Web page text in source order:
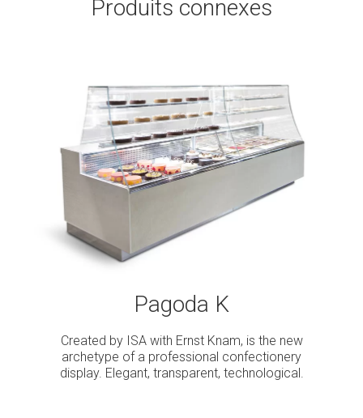
Produits connexes
Pagoda K
Created by ISA with Ernst Knam, is the new
archetype of a professional confectionery
display. Elegant, transparent, technological.